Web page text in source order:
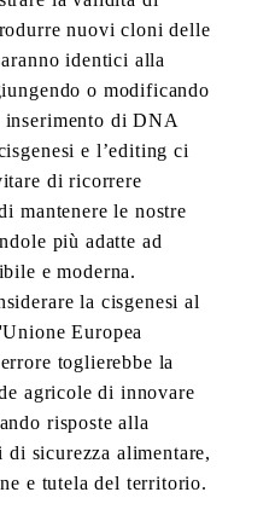
nuovi cloni delle
identici alla
o modificando
inserimento di DNA
e l’editing ci
di ricorrere
mantenere le nostre
più adatte ad
e moderna.
la cisgenesi al
Europea
toglierebbe la
agricole di innovare
risposte alla
sicurezza alimentare,
e tutela del territorio.